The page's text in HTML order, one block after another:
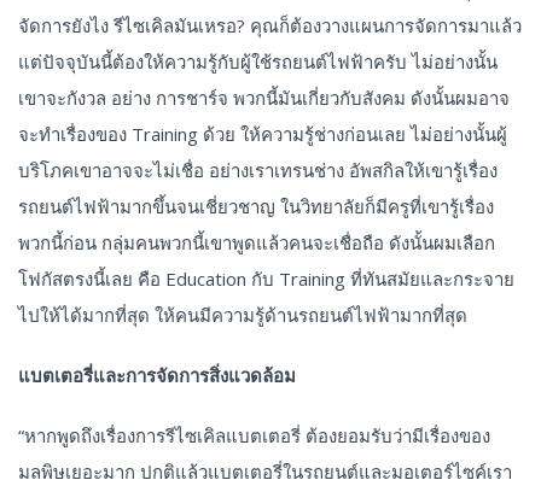
จัดการยังไง รีไซเคิลมันเหรอ? คุณก็ต้องวางแผนการจัดการมาแล้ว
แต่ปัจจุบันนี้ต้องให้ความรู้กับผู้ใช้รถยนต์ไฟฟ้าครับ ไม่อย่างนั้น
เขาจะกังวล อย่าง การชาร์จ พวกนี้มันเกี่ยวกับสังคม ดังนั้นผมอาจ
จะทำเรื่องของ Training ด้วย ให้ความรู้ช่างก่อนเลย ไม่อย่างนั้นผู้
บริโภคเขาอาจจะไม่เชื่อ อย่างเราเทรนช่าง อัพสกิลให้เขารู้เรื่อง
รถยนต์ไฟฟ้ามากขึ้นจนเชี่ยวชาญ ในวิทยาลัยก็มีครูที่เขารู้เรื่อง
พวกนี้ก่อน กลุ่มคนพวกนี้เขาพูดแล้วคนจะเชื่อถือ ดังนั้นผมเลือก
โฟกัสตรงนี้เลย คือ Education กับ Training ที่ทันสมัยและกระจาย
ไปให้ได้มากที่สุด ให้คนมีความรู้ด้านรถยนต์ไฟฟ้ามากที่สุด
แบตเตอรี่และการจัดการสิ่งแวดล้อม
“หากพูดถึงเรื่องการรีไซเคิลแบตเตอรี่ ต้องยอมรับว่ามีเรื่องของ
มลพิษเยอะมาก ปกติแล้วแบตเตอรี่ในรถยนต์และมอเตอร์ไซค์เรา